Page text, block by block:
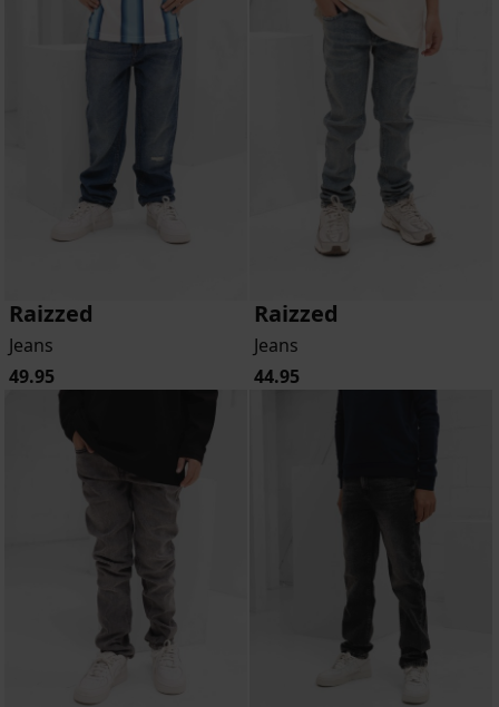
Raizzed
Jeans
49.95
Raizzed
Jeans
44.95